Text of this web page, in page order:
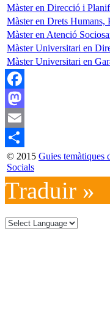
Màster en Direcció i
Màster en Drets
Màster en Atenció
Màster Universitari en
Màster Universitari en
Facebook
Mastodon
Email
Compartir
© 2015 Guies temàtiques
Socials
Traduir »